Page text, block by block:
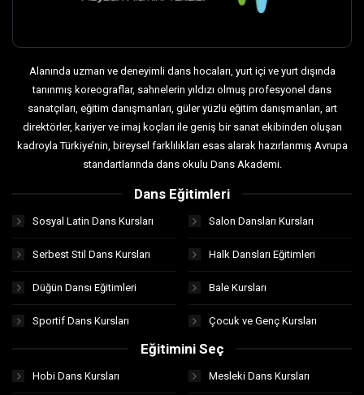
Alanında uzman ve deneyimli dans hocaları, yurt içi ve yurt dışında
tanınmış koreograflar, sahnelerin yıldızı olmuş profesyonel dans
sanatçıları, eğitim danışmanları, güler yüzlü eğitim danışmanları, art
direktörler, kariyer ve imaj koçları ile geniş bir sanat ekibinden oluşan
kadroyla Türkiye’nin, bireysel farklılıkları esas alarak hazırlanmış Avrupa
standartlarında dans okulu Dans Akademi.
Dans Eğitimleri
Sosyal Latin Dans Kursları Salon Dansları Kursları
Serbest Stil Dans Kursları Halk Dansları Eğitimleri
Düğün Dansı Eğitimleri Bale Kursları
Sportif Dans Kursları Çocuk ve Genç Kursları
Eğitimini Seç
Hobi Dans Kursları Mesleki Dans Kursları